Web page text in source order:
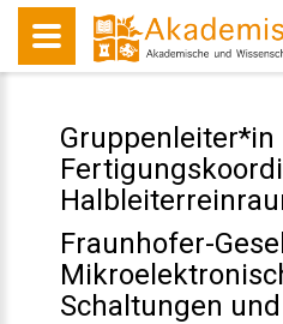
Gruppenleiter*in
Fraunhofer-
Schaltungen